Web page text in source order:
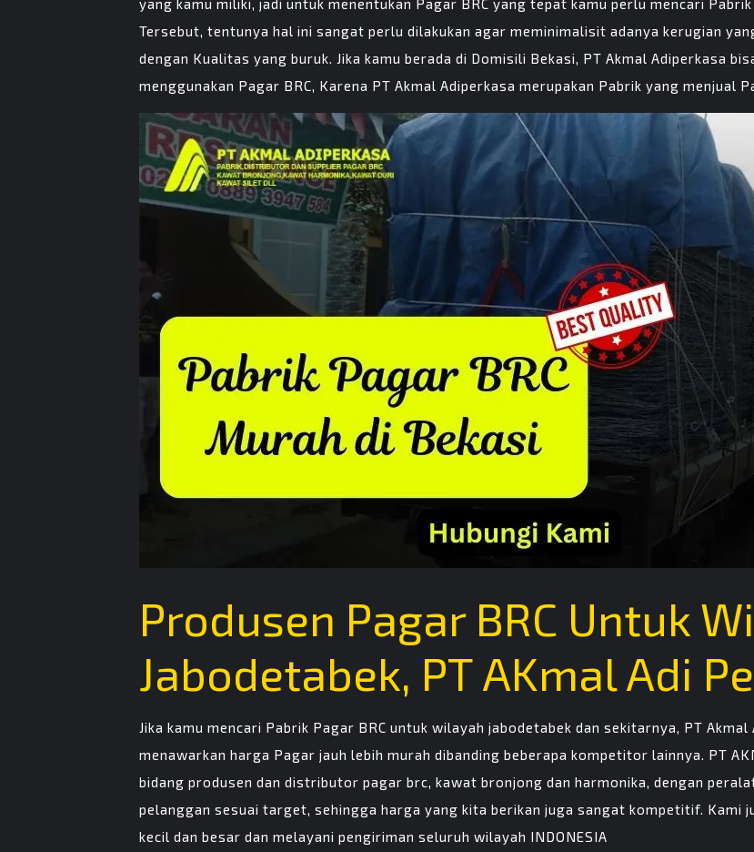
yang kamu miliki, jadi untuk menentukan Pagar BRC yang tepat kamu perlu mencari
Tersebut, tentunya hal ini sangat perlu dilakukan agar meminimalisit adanya kerugian
dengan Kualitas yang buruk. Jika kamu berada di Domisili Bekasi, PT Akmal Adiperkasa
menggunakan Pagar BRC, Karena PT Akmal Adiperkasa merupakan Pabrik yang menjual
Produsen Pagar BRC Untuk
Jabodetabek, PT AKmal Adi
Jika kamu mencari Pabrik Pagar BRC untuk wilayah jabodetabek dan sekitarnya, PT
menawarkan harga Pagar jauh lebih murah dibanding beberapa kompetitor lainnya. PT
bidang produsen dan distributor pagar brc, kawat bronjong dan harmonika, dengan
pelanggan sesuai target, sehingga harga yang kita berikan juga sangat kompetitif. Kami
kecil dan besar dan melayani pengiriman seluruh wilayah INDONESIA